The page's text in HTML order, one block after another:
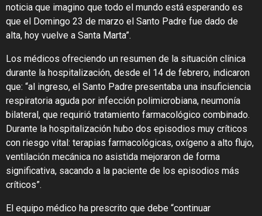
noticia que imagino que todo el mundo está esperando es
que el Domingo 23 de marzo el Santo Padre fue dado de
alta, hoy vuelve a Santa Marta”.
Los médicos ofreciendo un resumen de la situación clínica
durante la hospitalización, desde el 14 de febrero, indicaron
que: “al ingreso, el Santo Padre presentaba una insuficiencia
respiratoria aguda por infección polimicrobiana, neumonía
bilateral, que requirió tratamiento farmacológico combinado.
Durante la hospitalización hubo dos episodios muy críticos
con riesgo vital: terapias farmacológicas, oxígeno a alto flujo,
ventilación mecánica no asistida mejoraron de forma
significativa, sacando a la paciente de los episodios más
críticos”.
El equipo médico ha prescrito que debe “continuar